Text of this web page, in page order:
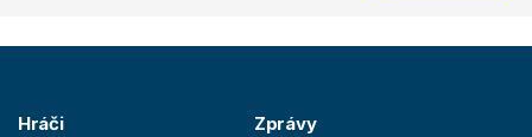
Hráči Zprávy